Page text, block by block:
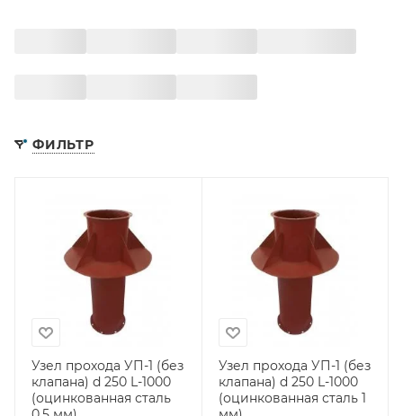
ФИЛЬТР
Узел прохода УП-1 (без
клапана) d 250 L-1000
(оцинкованная сталь
Узел прохода УП-1 (без
клапана) d 250 L-1000
(оцинкованная сталь 1